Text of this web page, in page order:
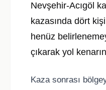
Nevşehir-Acıgöl
kazasında dört
henüz
çıkarak yol
Kaza sonrası